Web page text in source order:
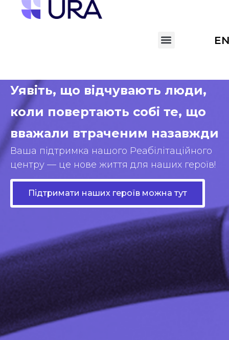
EN
Уявіть, що відчувають люди,
коли повертають собі те, що
вважали втраченим назавжди
Ваша підтримка нашого Реабілітаційного
центру — це нове життя для наших героїв!
Підтримати наших героїв можна тут